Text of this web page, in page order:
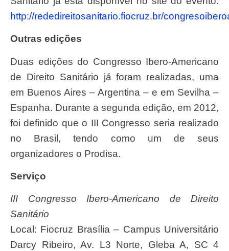
http://rededireitosanitario.fiocruz.br/
Outras edições
Duas edições do Congresso Ibero-Americano
de Direito Sanitário já foram realizadas, uma
em Buenos Aires – Argentina – e em Sevilha –
Espanha. Durante a segunda edição, em 2012,
foi definido que o III Congresso seria realizado
no Brasil, tendo como um de seus
organizadores o Prodisa.
Serviço
III Congresso Ibero-Americano de Direito
Sanitário
Local: Fiocruz Brasília – Campus Universitário
Darcy Ribeiro, Av. L3 Norte, Gleba A, SC 4